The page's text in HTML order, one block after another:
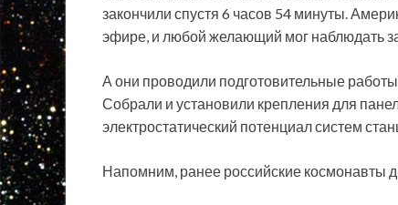
закончили спустя 6 часов 54 минуты.
эфире, и любой желающий мог наблюдать
А они проводили подготовительные
Собрали и установили крепления для
электростатический потенциал систем
Напомним, ранее российские космонавты